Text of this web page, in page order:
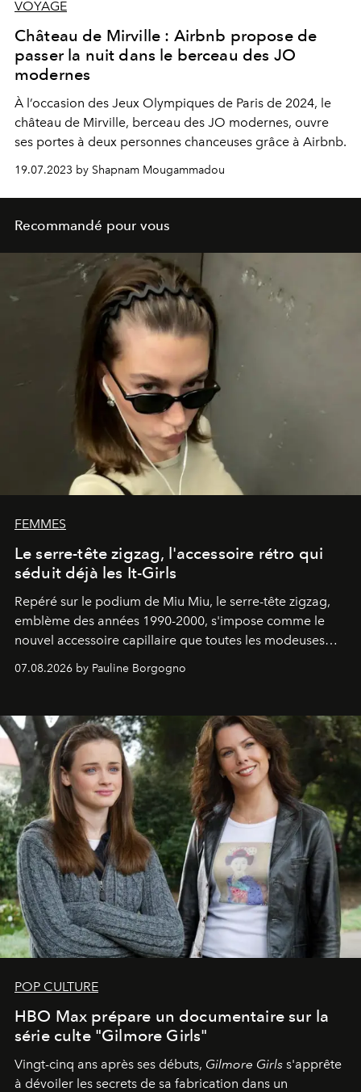
VOYAGE
Château de Mirville : Airbnb propose de
passer la nuit dans le berceau des JO
modernes
À l’occasion des Jeux Olympiques de Paris de 2024, le
château de Mirville, berceau des JO modernes, ouvre
ses portes à deux personnes chanceuses grâce à Airbnb.
19.07.2023 by Shapnam Mougammadou
Recommandé pour vous
FEMMES
Le serre-tête zigzag, l'accessoire rétro qui
séduit déjà les It-Girls
Repéré sur le podium de Miu Miu, le serre-tête zigzag,
emblème des années 1990-2000, s'impose comme le
nouvel accessoire capillaire que toutes les modeuses
07.08.2026 by Pauline Borgogno
POP CULTURE
HBO Max prépare un documentaire sur la
série culte "Gilmore Girls"
Vingt-cinq ans après ses débuts, Gilmore Girls s'apprête
à dévoiler les secrets de sa fabrication dans un